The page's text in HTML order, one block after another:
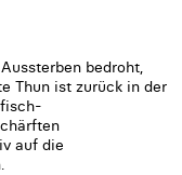
bedroht,
Thun ist zurück in der
auf die